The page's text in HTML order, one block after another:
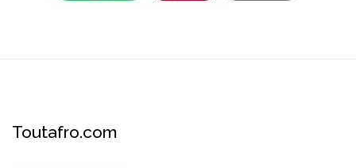
Toutafro.com